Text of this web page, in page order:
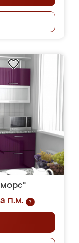
п.м.
?